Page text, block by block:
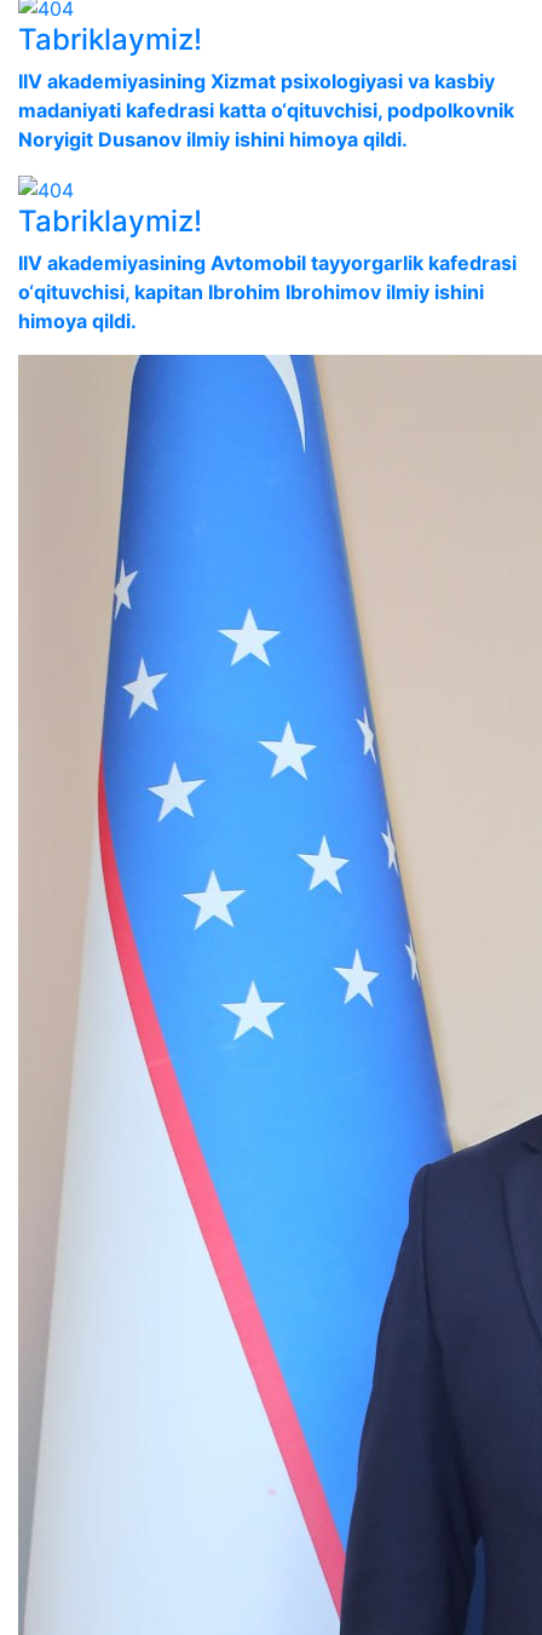
Tabriklaymiz!
IIV akademiyasining Xizmat psixologiyasi va kasbiy
madaniyati kafedrasi katta o‘qituvchisi, podpolkovnik
Noryigit Dusanov ilmiy ishini himoya qildi.
Tabriklaymiz!
IIV akademiyasining Avtomobil tayyorgarlik kafedrasi
o‘qituvchisi, kapitan Ibrohim Ibrohimov ilmiy ishini
himoya qildi.